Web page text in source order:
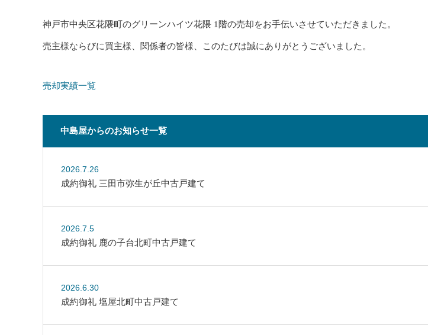
神戸市中央区花隈町のグリーンハイツ花隈 1階の売却をお手伝いさせていただきました。
売主様ならびに買主様、関係者の皆様、このたびは誠にありがとうございました。
売却実績一覧
中島屋からのお知らせ一覧
2026.7.26
成約御礼 三田市弥生が丘中古戸建て
2026.7.5
成約御礼 鹿の子台北町中古戸建て
2026.6.30
成約御礼 塩屋北町中古戸建て